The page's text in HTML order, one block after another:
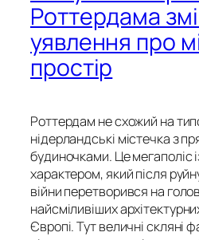
Роттердама
уявлення про
простір
Роттердам не схожий на
нідерландські містечка з
будиночками. Це мегаполіс
характером, який після
війни перетворився на
найсміливіших
Європі. Тут величні скляні